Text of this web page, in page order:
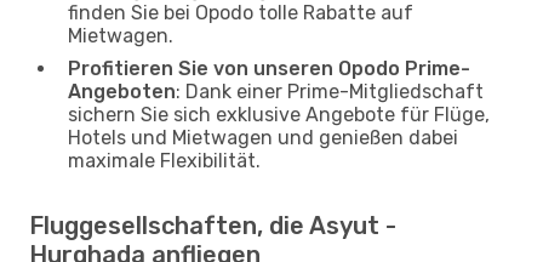
finden Sie bei Opodo tolle Rabatte auf
Mietwagen.
Profitieren Sie von unseren Opodo Prime-
Angeboten: Dank einer Prime-Mitgliedschaft
sichern Sie sich exklusive Angebote für Flüge,
Hotels und Mietwagen und genießen dabei
maximale Flexibilität.
Fluggesellschaften, die Asyut -
Hurghada anfliegen